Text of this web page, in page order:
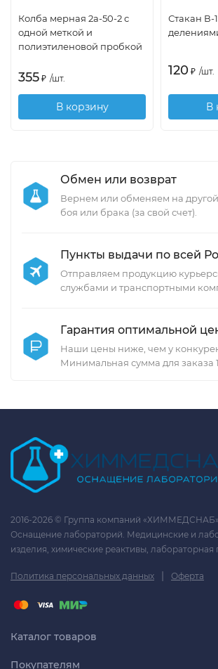
Колба мерная 2а-50-2 с
одной меткой и
полиэтиленовой пробкой
355 ₽ /шт.
В корзину
Стакан В-
120 ₽ /шт.
В
Обмен или возврат
Вернем или обменяем на другой
боя или брака (за свой счет).
Пункты выдачи по всей
Отправляем продукцию
службами и транспортными
Гарантия оптимальной
Наши цены ниже, чем у
Минимальная сумма для заказа
2016-2026 © Группа компаний
Оснащение лабораторий. Медицинские и
изделия, химические реактивы, лабораторная
Политика персональных данных | Оферта
Каталог товаров
Покупателям